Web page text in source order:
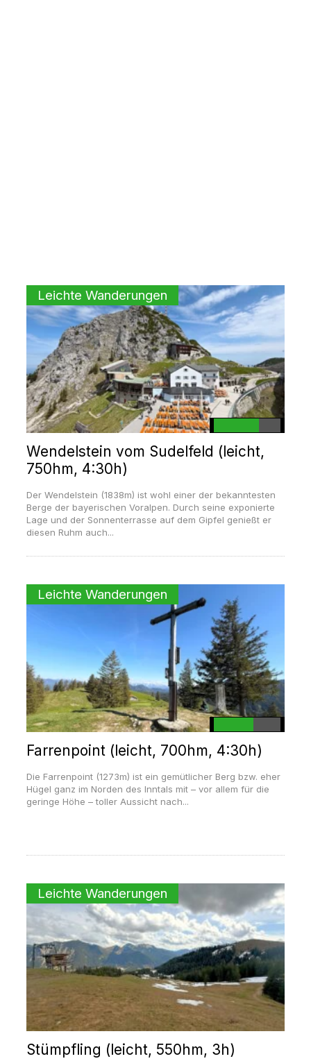
Leichte Wanderungen
Wendelstein vom Sudelfeld (leicht,
750hm, 4:30h)
Der Wendelstein (1838m) ist wohl einer der bekanntesten
Berge der bayerischen Voralpen. Durch seine exponierte
Lage und der Sonnenterrasse auf dem Gipfel genießt er
diesen Ruhm auch...
Leichte Wanderungen
Farrenpoint (leicht, 700hm, 4:30h)
Die Farrenpoint (1273m) ist ein gemütlicher Berg bzw. eher
Hügel ganz im Norden des Inntals mit – vor allem für die
geringe Höhe – toller Aussicht nach...
Leichte Wanderungen
Stümpfling (leicht, 550hm, 3h)